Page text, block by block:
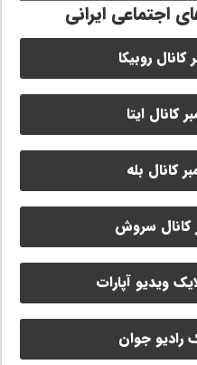
اجتماعی ایرانی
روبیکا
کانال ایتا
کانال بله
کانال سروش
ویدیو آپارات
رادیو جوان